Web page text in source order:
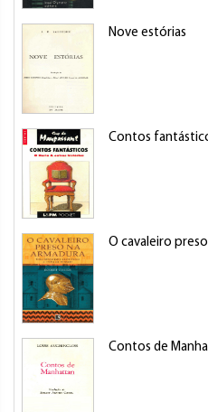
Nove estórias
Contos
O cavaleiro
Contos de